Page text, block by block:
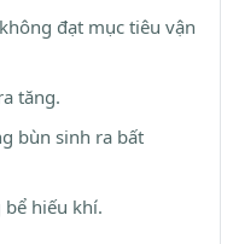
đạt mục tiêu vận
tăng.
bùn sinh ra bất
hiếu khí.